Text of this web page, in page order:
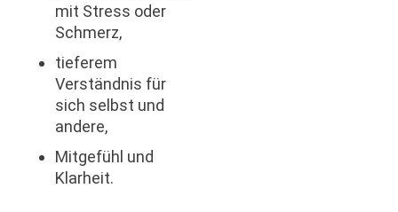
mit Stress oder
Schmerz,
tieferem
Verständnis für
sich selbst und
andere,
Mitgefühl und
Klarheit.